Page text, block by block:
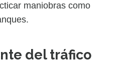
maniobras como
del tráfico